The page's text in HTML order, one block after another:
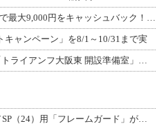
キャンペーン」を8/1～10/31まで実